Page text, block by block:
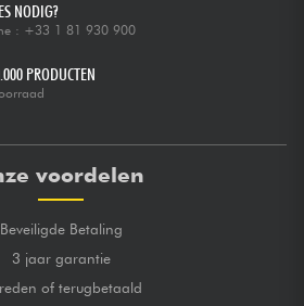
NODIG?
: +33 1 81 930 900
PRODUCTEN
voordelen
Beveiligde Betaling
3 jaar garantie
of terugbetaald